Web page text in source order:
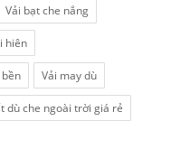
Vải bạt che nắng
hiên
Vải may dù
dù che ngoài trời giá rẻ